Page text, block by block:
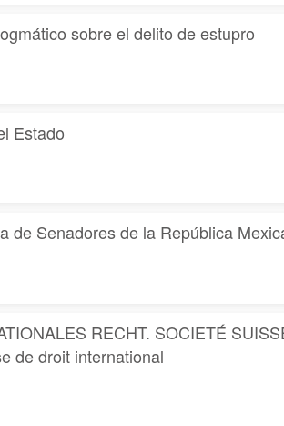
sobre el delito de estupro
Estado
de Senadores de la República
RECHT. SOCIETÉ
de droit international